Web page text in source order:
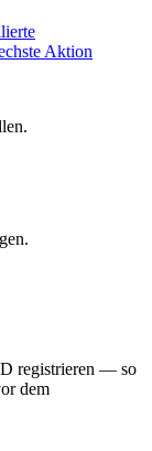
Aktion
registrieren — so
dem